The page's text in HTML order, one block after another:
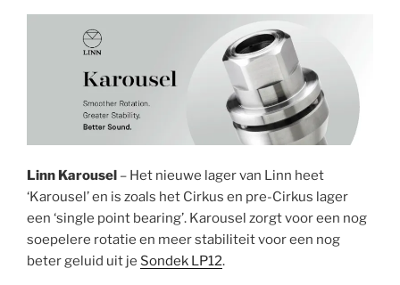
Linn Karousel – Het nieuwe lager van Linn heet
‘Karousel’ en is zoals het Cirkus en pre-Cirkus lager
een ‘single point bearing’. Karousel zorgt voor een nog
soepelere rotatie en meer stabiliteit voor een nog
beter geluid uit je Sondek LP12.